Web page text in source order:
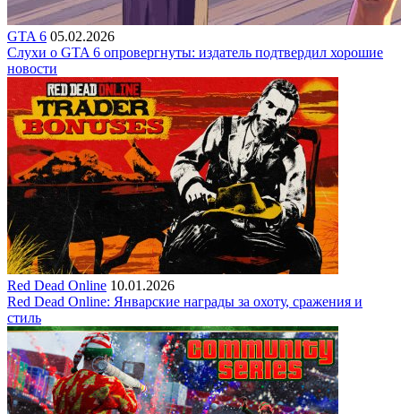
GTA 6 05.02.2026
Слухи о GTA 6 опровергнуты: издатель подтвердил хорошие
новости
Red Dead Online 10.01.2026
Red Dead Online: Январские награды за охоту, сражения и
стиль